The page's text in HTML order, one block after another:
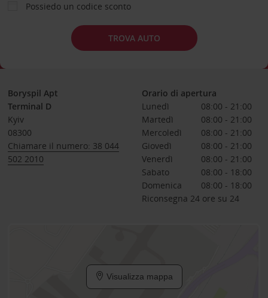
Possiedo un codice sconto
TROVA AUTO
Boryspil Apt
Terminal D
Kyiv
08300
Chiamare il numero: 38 044
502 2010
Orario di apertura
Lunedì
08:00 - 21:00
Martedì
08:00 - 21:00
Mercoledì
08:00 - 21:00
Giovedì
08:00 - 21:00
Venerdì
08:00 - 21:00
Sabato
08:00 - 18:00
Domenica
08:00 - 18:00
Riconsegna 24 ore su 24
Visualizza mappa